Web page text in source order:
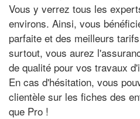
Vous y verrez tous les
environs. Ainsi, vous
parfaite et des meilleurs
surtout, vous aurez
de qualité pour vos travaux
En cas d'hésitation, vous
clientèle sur les fiches des
que Pro !